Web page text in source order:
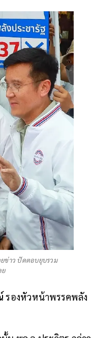
ข่าว ปัดตอบยุบรวม
ย
รองหัวหน้าพรรคพลัง